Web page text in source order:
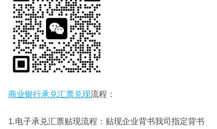
商业银行承兑汇票兑现流程：
1.电子承兑汇票贴现流程：贴现企业背书我司指定背书